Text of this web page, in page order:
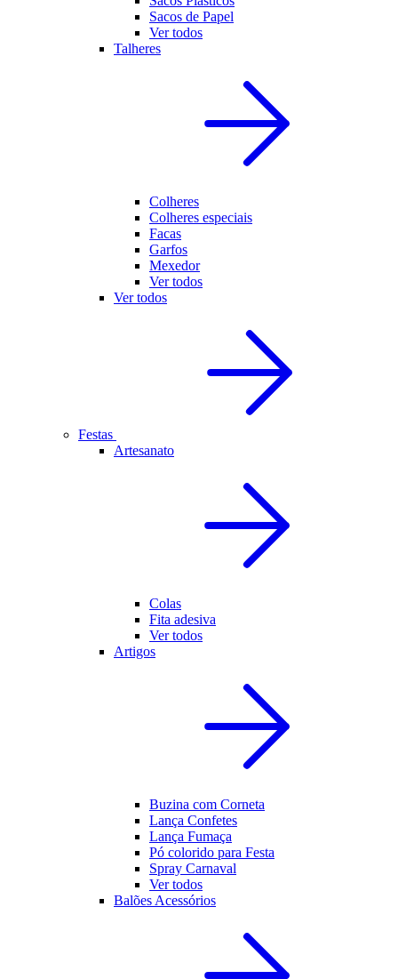
Sacos de Papel
Ver todos
Talheres
Colheres
Colheres especiais
Facas
Garfos
Mexedor
Ver todos
Ver todos
Festas
Artesanato
Colas
Fita adesiva
Ver todos
Artigos
Buzina com Corneta
Lança Confetes
Lança Fumaça
Pó colorido para Festa
Spray Carnaval
Ver todos
Balões Acessórios